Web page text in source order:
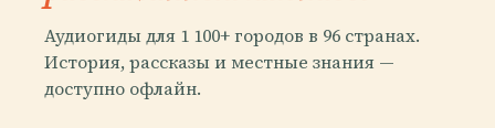
Аудиогиды для 1 100+ городов в 96 странах.
История, рассказы и местные знания —
доступно офлайн.